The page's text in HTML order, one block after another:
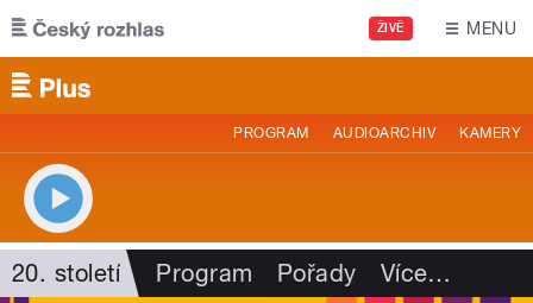
Přejít k hlavnímu obsahu
ŽIVĚ MENU
PROGRAM AUDIOARCHIV KAMERY
20. století Program Pořady Více…